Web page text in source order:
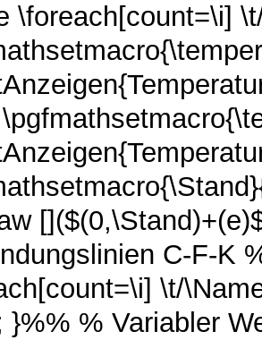
\foreach[count=\i]
C-F-K
\t/
}%% % Variabler